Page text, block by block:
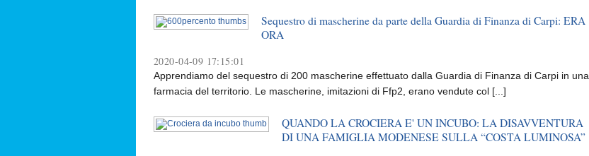
Sequestro di mascherine da parte della Guardia di Finanza di Carpi: ERA
ORA
2020-04-09 17:15:01
Apprendiamo del sequestro di 200 mascherine effettuato dalla Guardia di Finanza di Carpi in una
farmacia del territorio. Le mascherine, imitazioni di Ffp2, erano vendute col [...]
QUANDO LA CROCIERA E' UN INCUBO: LA DISAVVENTURA
DI UNA FAMIGLIA MODENESE SULLA “COSTA LUMINOSA”